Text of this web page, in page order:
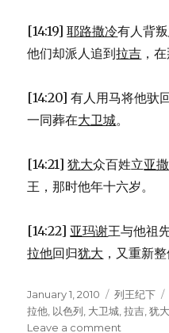
[14:19]耶路撒冷有人背叛
他们却派人追到拉吉 ，
[14:20] 有人用马将他驮
一同葬在大卫城。
[14:21]犹大众百姓立亚
王，那时他年十六岁。
[14:22] 亚玛谢王与他祖
拉他回归犹大 ，又重新整
Posted
on
January 1, 2010 列王纪下
拉他 以色列 大卫城 ,拉吉 ,犹大
Leave a comment